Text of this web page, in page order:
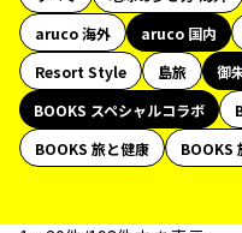
aruco 海外
aruco 国内
Resort Style
島旅 御
BOOKS スペシャルコラボ
BOOKS 旅と健康
BOOKS